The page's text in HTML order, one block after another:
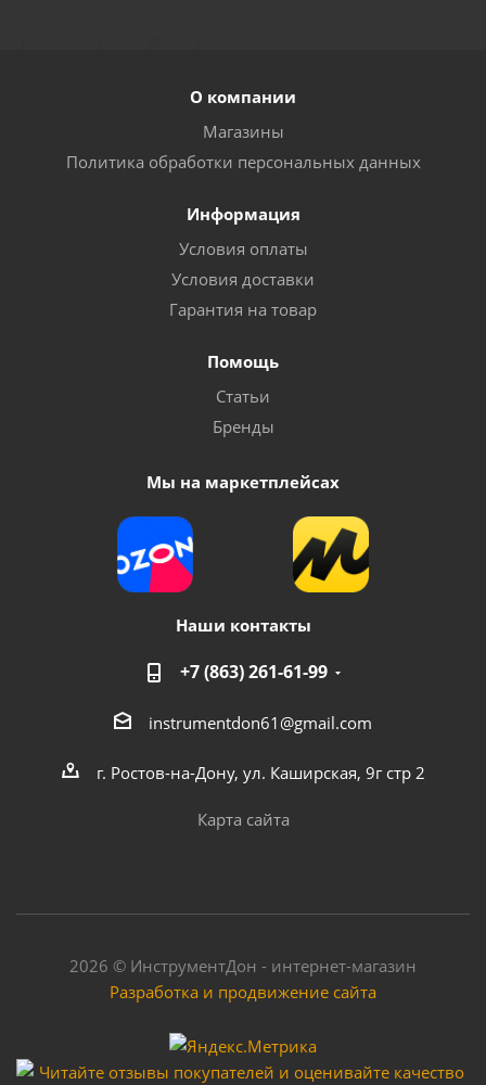
О компании
Магазины
Политика обработки персональных данных
Информация
Условия оплаты
Условия доставки
Гарантия на товар
Помощь
Статьи
Бренды
Мы на маркетплейсах
Наши контакты
+7 (863) 261-61-99
instrumentdon61@gmail.com
г. Ростов-на-Дону, ул. Каширская, 9г стр 2
Карта сайта
2026 © ИнструментДон - интернет-магазин
Разработка и продвижение сайта